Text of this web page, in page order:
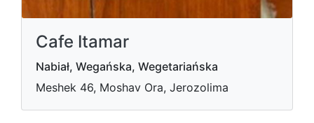
Cafe Itamar
Nabiał, Wegańska, Wegetariańska
Meshek 46, Moshav Ora, Jerozolima